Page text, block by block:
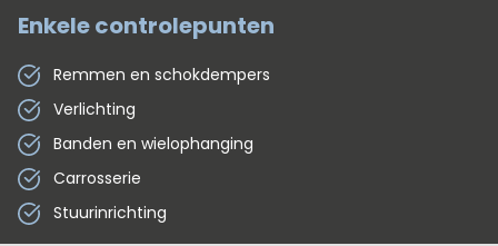
Enkele controlepunten
Remmen en schokdempers
Verlichting
Banden en wielophanging
Carrosserie
Stuurinrichting